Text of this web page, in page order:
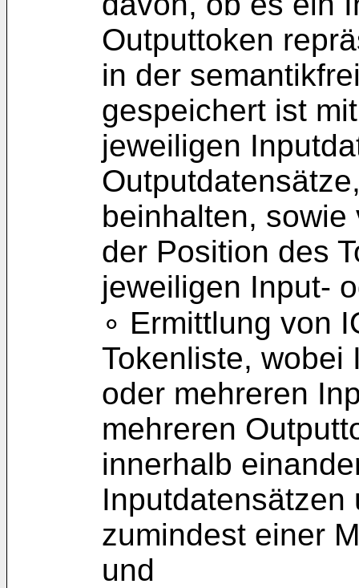
Outputtoken
in der
gespeichert ist
jeweiligen
beinhalten,
der Position des
jeweiligen Input-
∘ Ermittlung von
Tokenliste, wobei
oder mehreren
mehreren
innerhalb
Inputdatensätzen
zumindest einer
und